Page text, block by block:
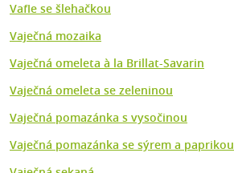
Vafle se šlehačkou
Vaječná mozaika
Vaječná omeleta à la Brillat-Savarin
Vaječná omeleta se zeleninou
Vaječná pomazánka s vysočinou
Vaječná pomazánka se sýrem a paprikou